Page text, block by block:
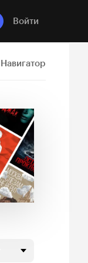
Войти
Навигатор